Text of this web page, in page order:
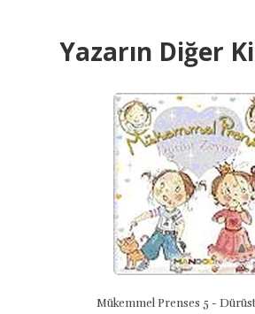
Yazarın Diğer
Prenses 5 - Dürüst Zeynep